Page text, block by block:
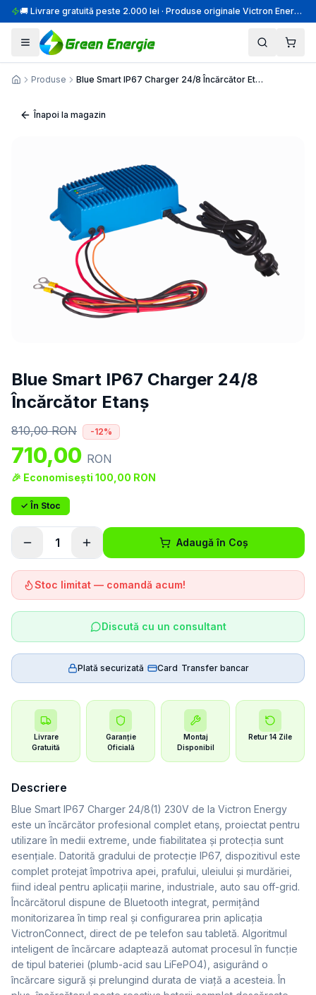
🚚 Livrare gratuită peste 2.000 lei · Produse originale Victron Energy · Montaj profesional
AcasăProduse Blue Smart IP67 Charger 24/8 Încărcător Etanș
Înapoi la magazin
Blue Smart IP67 Charger 24/8
Încărcător Etanș
810,00RON -12%
710,00 RON
🎉 Economisești 100,00 RON
✓ În Stoc
1 Adaugă în Coș
Stoc limitat — comandă acum!
Discută cu un consultant
Plată securizată Card Transfer bancar
Livrare
Gratuită
Garanție
Oficială
Montaj
Disponibil
Retur 14 Zile
Descriere
Blue Smart IP67 Charger 24/8(1) 230V de la Victron Energy
este un încărcător profesional complet etanș, proiectat pentru
utilizare în medii extreme, unde fiabilitatea și protecția sunt
esențiale. Datorită gradului de protecție IP67, dispozitivul este
complet protejat împotriva apei, prafului, uleiului și murdăriei,
fiind ideal pentru aplicații marine, industriale, auto sau off-grid.
Încărcătorul dispune de Bluetooth integrat, permițând
monitorizarea în timp real și configurarea prin aplicația
VictronConnect, direct de pe telefon sau tabletă. Algoritmul
inteligent de încărcare adaptează automat procesul în funcție
de tipul bateriei (plumb-acid sau LiFePO4), asigurând o
încărcare sigură și prelungind durata de viață a acesteia. În